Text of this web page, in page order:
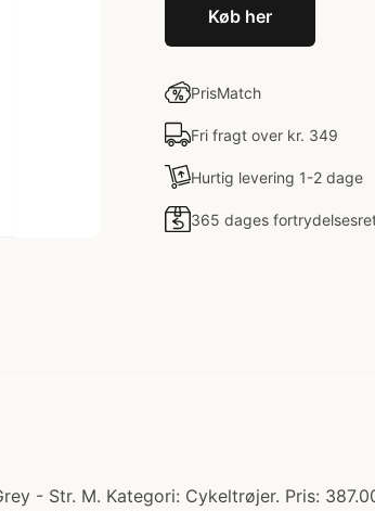
Køb her
PrisMatch
Fri fragt over kr. 349
Hurtig levering 1-2 dage
365 dages
- Str. M. Kategori: Cykeltrøjer. Pris: